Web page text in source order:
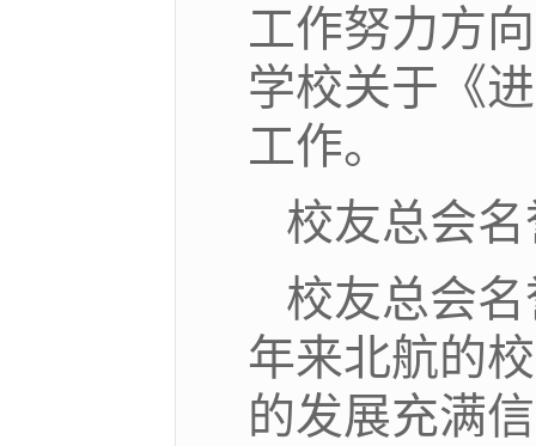
工作努力方
学校关于《
工作。
校友总会
校友总会
年来北航的
的发展充满